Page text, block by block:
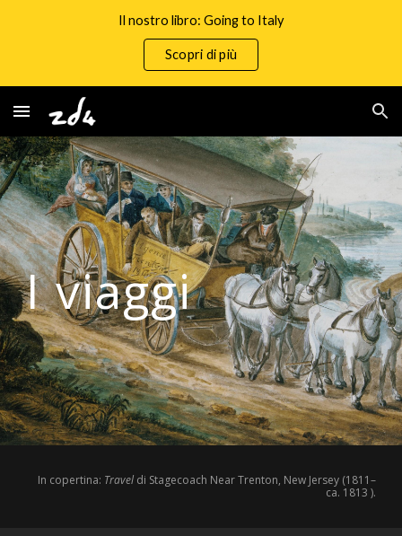
Skip to navigation
Il nostro libro: Going to Italy
Scopri di più
I viaggi
In copertina: Travel di Stagecoach Near Trenton, New Jersey (1811–
ca. 1813 ).